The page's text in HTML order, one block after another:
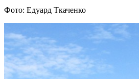
Фото: Едуард Ткаченко